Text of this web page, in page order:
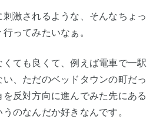
激されるような、そんなちょっ
ってみたいなぁ。
ても良くて、例えば電車で一駅
い、ただのベッドタウンの町だっ
反対方向に進んでみた先にある
のなんだか好きなんです。